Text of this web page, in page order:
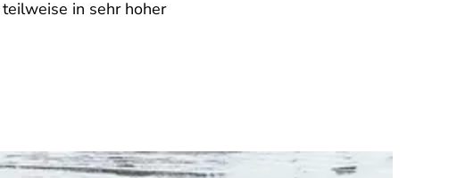
in sehr hoher